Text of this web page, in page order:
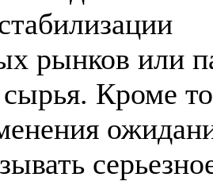
рынков или
сырья. Кроме